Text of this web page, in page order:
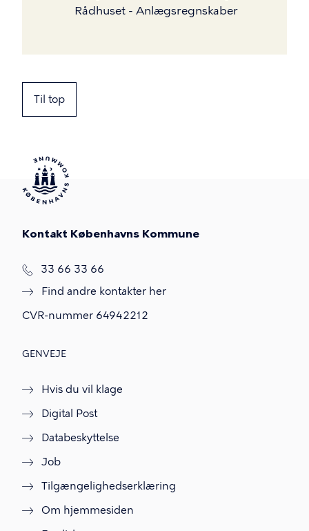
Rådhuset - Anlægsregnskaber
Til top
Kontakt Københavns Kommune
T
f
33 66 33 66
Find andre kontakter her
CVR-nummer 64942212
GENVEJE
Hvis du vil klage
Digital Post
Databeskyttelse
Job
Tilgængelighedserklæring
Om hjemmesiden